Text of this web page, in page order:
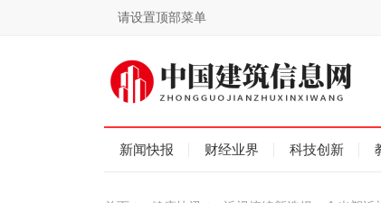
请设置顶部菜单
新闻快报 财经业界 科技创新